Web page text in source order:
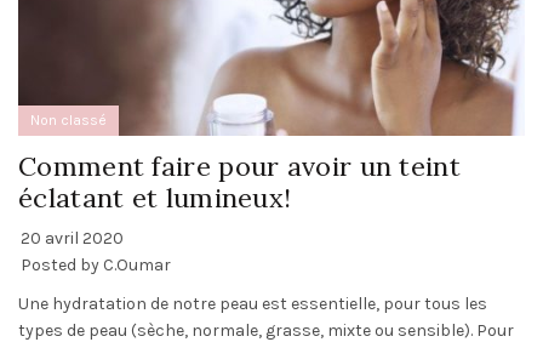
Non classé
Comment faire pour avoir un teint
éclatant et lumineux!
20 avril 2020
Posted by C.Oumar
Une hydratation de notre peau est essentielle, pour tous les
types de peau (sèche, normale, grasse, mixte ou sensible). Pour